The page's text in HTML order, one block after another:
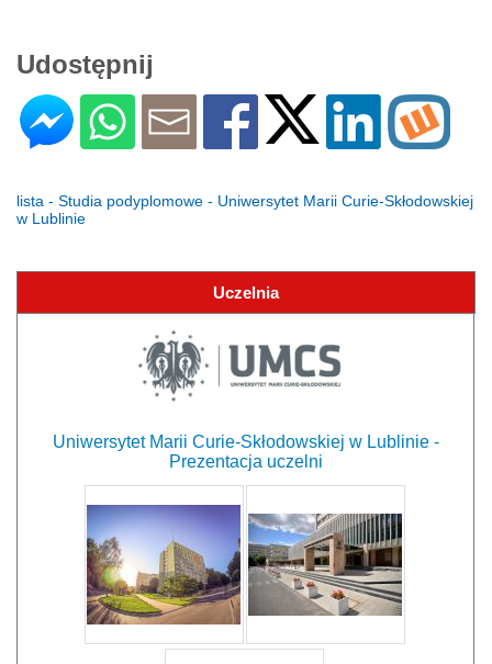
Udostępnij
lista - Studia podyplomowe - Uniwersytet Marii Curie-Skłodowskiej
w Lublinie
Uczelnia
Uniwersytet Marii Curie-Skłodowskiej w Lublinie -
Prezentacja uczelni